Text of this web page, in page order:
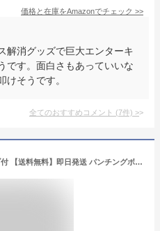
価格と在庫をAmazonでチェック >>
解消グッズで巨大エンターキ
です。面白さもあっていいな
けそうです。
全てのおすすめコメント (7件) >
パンチングマシーン グローブ付 【送料無料】即日発送 パンチングボール パンチングマシン サンドバッグ スタンド 高さ調節 家庭用トレーニング トレーニングバック ストレス解消 ボクシング フィットネス ボクササイズ 空手 大人 子供 男性 女性